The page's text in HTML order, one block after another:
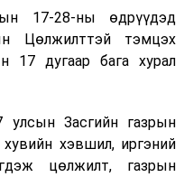
Түүнчлэн Агаарын
байгуулж Монгол Улс,
улирлаас шууд
Ингэснээр
харилцаа өргөжиж
аялал жуулчлалыг
байна.
17-28-ны өдрүүдэд
Цөлжилттэй тэмцэх
17 дугаар бага хурал
улсын Засгийн газрын
хэвшил, иргэний
цөлжилт, газрын